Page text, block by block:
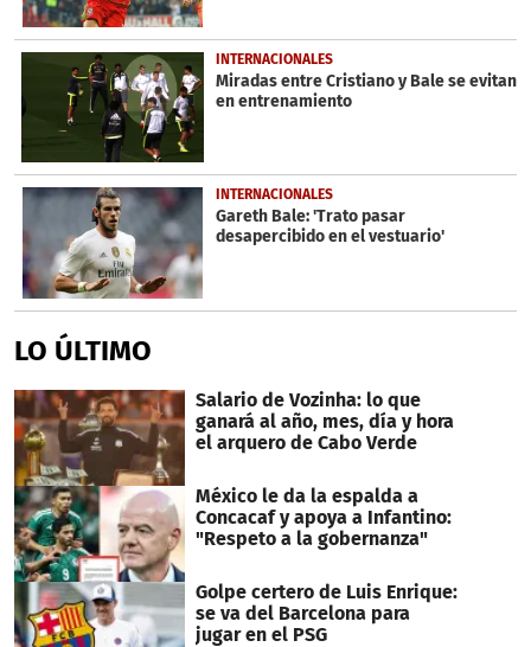
INTERNACIONALES
Miradas entre Cristiano y Bale se evitan
en entrenamiento
INTERNACIONALES
Gareth Bale: 'Trato pasar
desapercibido en el vestuario'
LO ÚLTIMO
Salario de Vozinha: lo que
ganará al año, mes, día y hora
el arquero de Cabo Verde
México le da la espalda a
Concacaf y apoya a Infantino:
"Respeto a la gobernanza"
Golpe certero de Luis Enrique:
se va del Barcelona para
jugar en el PSG